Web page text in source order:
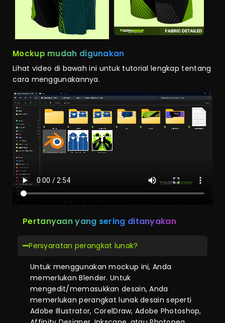
Mockup mudah digunakan
Lihat video di bawah ini untuk tutorial lengkap tentang
cara menggunakannya.
Pertanyaan yang sering ditanyakan
Persyaratan perangkat lunak?
Untuk menggunakan mockup ini, Anda
memerlukan Blender. Untuk
mengedit/memasukkan desain, Anda
memerlukan perangkat lunak desain seperti
Adobe Illustrator, CorelDraw, Adobe Photoshop,